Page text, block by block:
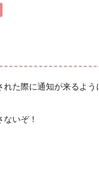
た際に通知が来るよう
いぞ！